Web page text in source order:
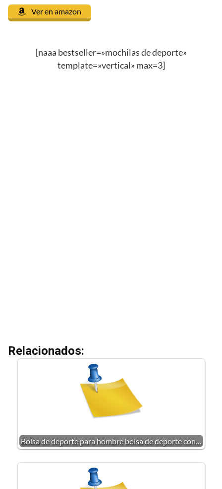
Ver en amazon
[naaa bestseller=»mochilas de deporte»
template=»vertical» max=3]
Relacionados:
Bolsa de deporte para hombre bolsa de deporte con…